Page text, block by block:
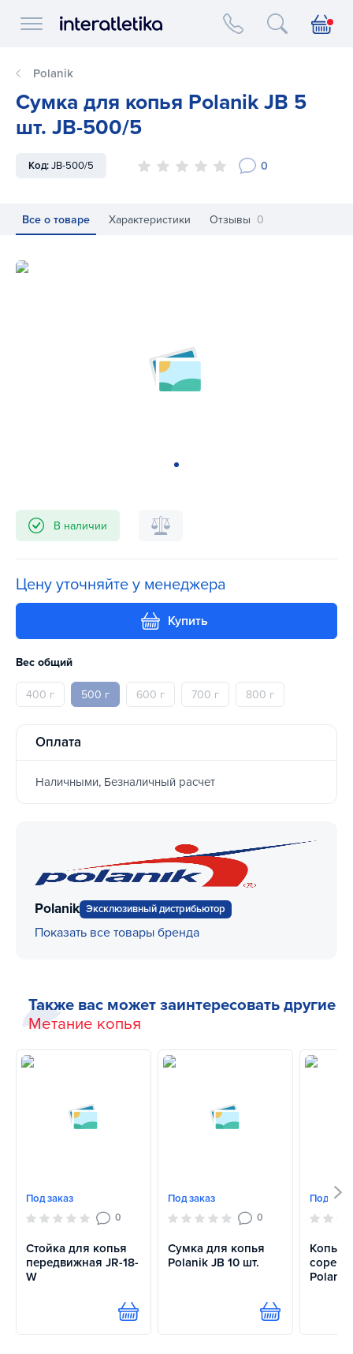
Interatletika logo
Polanik
Сумка для копья Polanik JB 5
шт. JB-500/5
Код:JB-500/5 0
Все о товаре Характеристики Отзывы 0
Сумка для копья Polanik JB 5 шт. JB-500/5
В наличии
Цену уточняйте у менеджера
Купить
Вес общий
400 г 500 г 600 г 700 г 800 г
Оплата
Наличными, Безналичный расчет
Polanik Эксклюзивный дистрибьютор
Показать все товары бренда
Также вас может заинтересовать другие
Метание копья
Под заказ
0
Стойка для копья
передвижная JR-18-
W
Купить
Под заказ
0
Сумка для копья
Polanik JB 10 шт.
Купить
Под
Копье
Polanik